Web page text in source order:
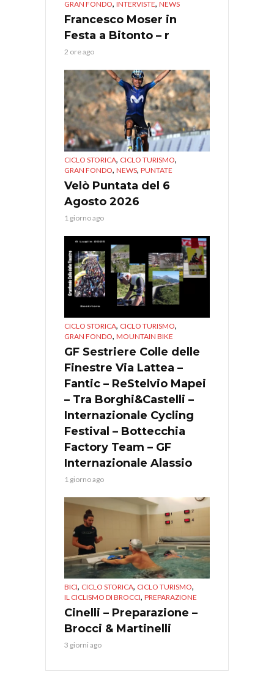
GRAN FONDO, INTERVISTE, NEWS
Francesco Moser in
Festa a Bitonto – r
2 ore ago
CICLO STORICA, CICLO TURISMO,
GRAN FONDO, NEWS, PUNTATE
Velò Puntata del 6
Agosto 2026
1 giorno ago
CICLO STORICA, CICLO TURISMO,
GRAN FONDO, MOUNTAIN BIKE
GF Sestriere Colle delle
Finestre Via Lattea –
Fantic – ReStelvio Mapei
– Tra Borghi&Castelli –
Internazionale Cycling
Festival – Bottecchia
Factory Team – GF
Internazionale Alassio
1 giorno ago
BICI, CICLO STORICA, CICLO TURISMO,
IL CICLISMO DI BROCCI, PREPARAZIONE
Cinelli – Preparazione –
Brocci & Martinelli
3 giorni ago